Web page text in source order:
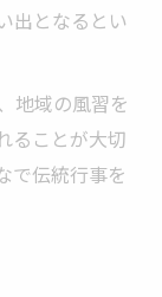
出となるとい
地域の風習を
ることが大切
で伝統行事を